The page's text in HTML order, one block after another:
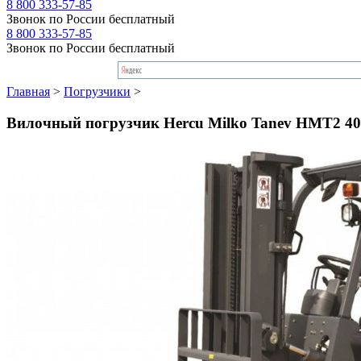
8 800 333-57-85
Звонок по России бесплатный
8 800 333-57-85
Звонок по России бесплатный
Главная > Погрузчики >
Вилочный погрузчик Hercu Milko Tanev HMT2